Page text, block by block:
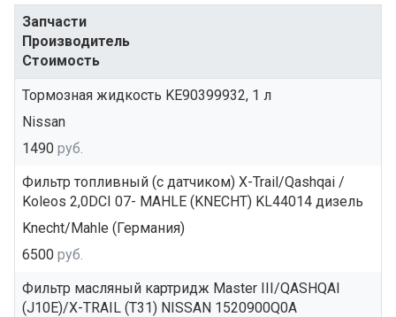
Запчасти
Производитель
Стоимость
Тормозная жидкость KE90399932, 1 л
Nissan
1490 руб.
Фильтр топливный (с датчиком) X-Trail/Qashqai /
Koleos 2,0DCI 07- MAHLE (KNECHT) KL44014 дизель
Knecht/Mahle (Германия)
6500 руб.
Фильтр масляный картридж Master III/QASHQAI
(J10E)/X-TRAIL (T31) NISSAN 1520900Q0A